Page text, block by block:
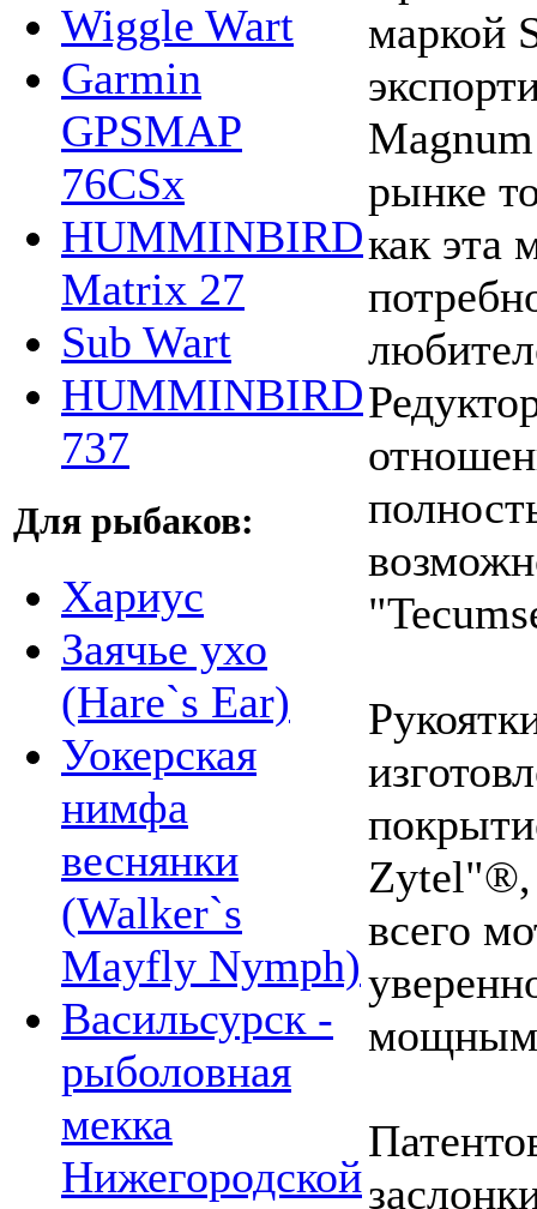
Wiggle Wart
Garmin
GPSMAP
76CSx
HUMMINBIRD
Matrix 27
Sub Wart
HUMMINBIRD
737
Для рыбаков:
Хариус
Заячье ухо
(Hare`s Ear)
Уокерская
нимфа
веснянки
(Walker`s
Mayfly Nymph)
Васильсурск -
рыболовная
мекка
Нижегородской
маркой
рынке
как эта
Zytel"®,
всего
мощным